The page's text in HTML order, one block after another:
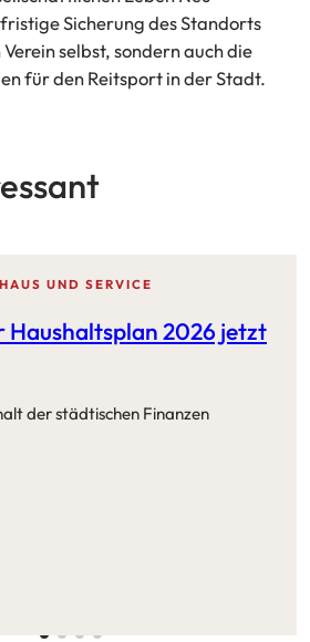
Sicherung des Standorts
selbst, sondern auch die
für den Reitsport in der Stadt.
UND SERVICE
Haushaltsplan 2026 jetzt
der städtischen Finanzen